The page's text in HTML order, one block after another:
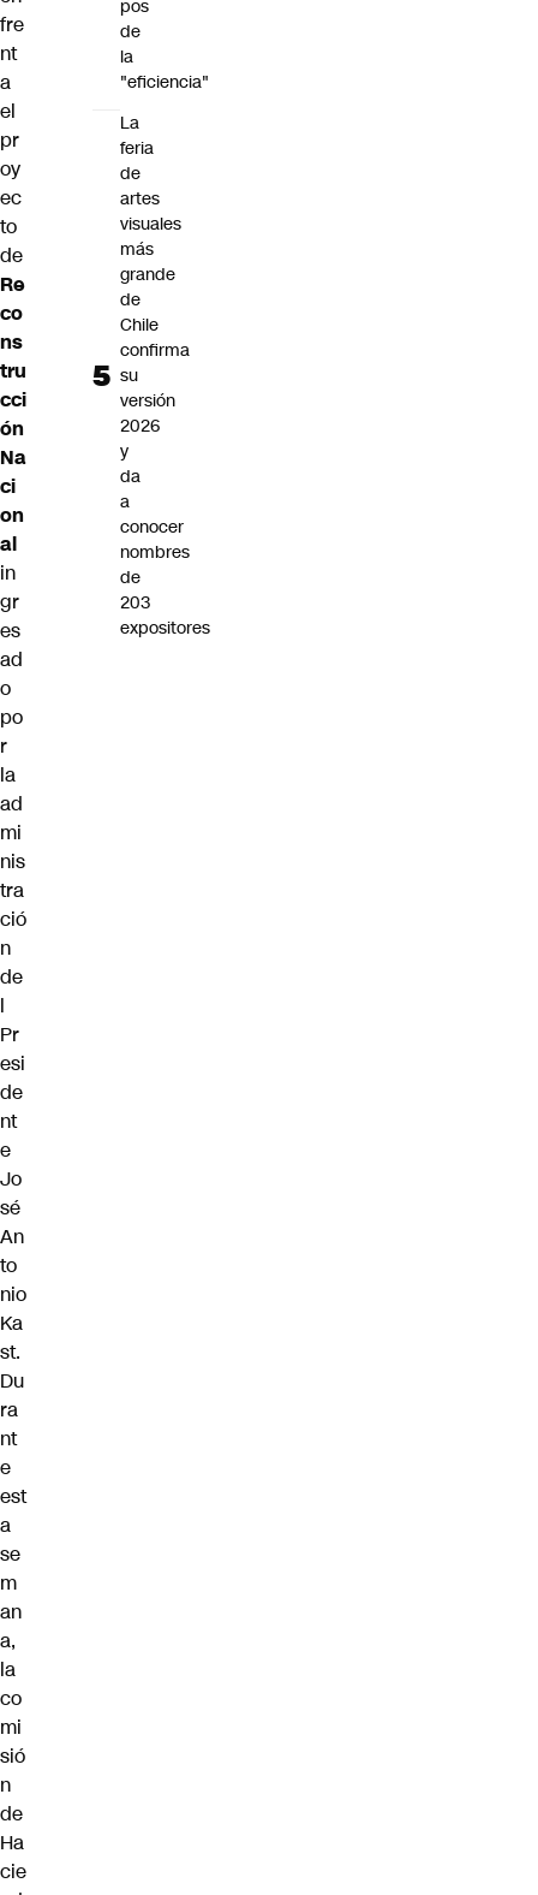
fre
nt
a
el
pr
oy
ec
to
de
Re
co
ns
tru
cci
ón
Na
ci
on
al
in
gr
es
ad
o
po
r
la
ad
mi
nis
tra
ció
n
de
l
Pr
esi
de
nt
e
Jo
sé
An
to
nio
Ka
st.
Du
ra
nt
e
est
a
se
m
an
a,
la
co
mi
sió
n
de
Ha
cie
pos
de
la
"eficiencia"
La
feria
de
artes
visuales
más
grande
de
Chile
confirma
su
versión
2026
y
da
a
conocer
nombres
de
203
expositores